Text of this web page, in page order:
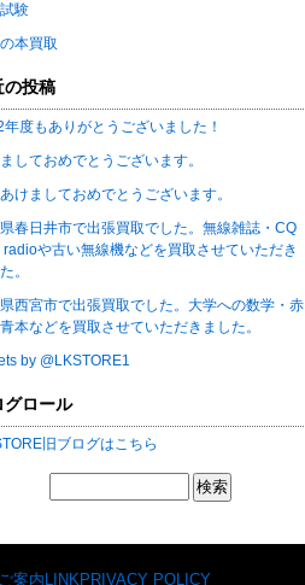
験
本買取
の投稿
度もありがとうございました！
しておめでとうございます。
けましておめでとうございます。
春日井市で出張買取でした。無線雑誌・CQ
radioや古い無線機などを買取させていただき
。
西宮市で出張買取でした。大学への数学・赤
本などを買取させていただきました。
by @LKSTORE1
グロール
旧ブログはこちら
案内 LINKPRIVACY POLICY